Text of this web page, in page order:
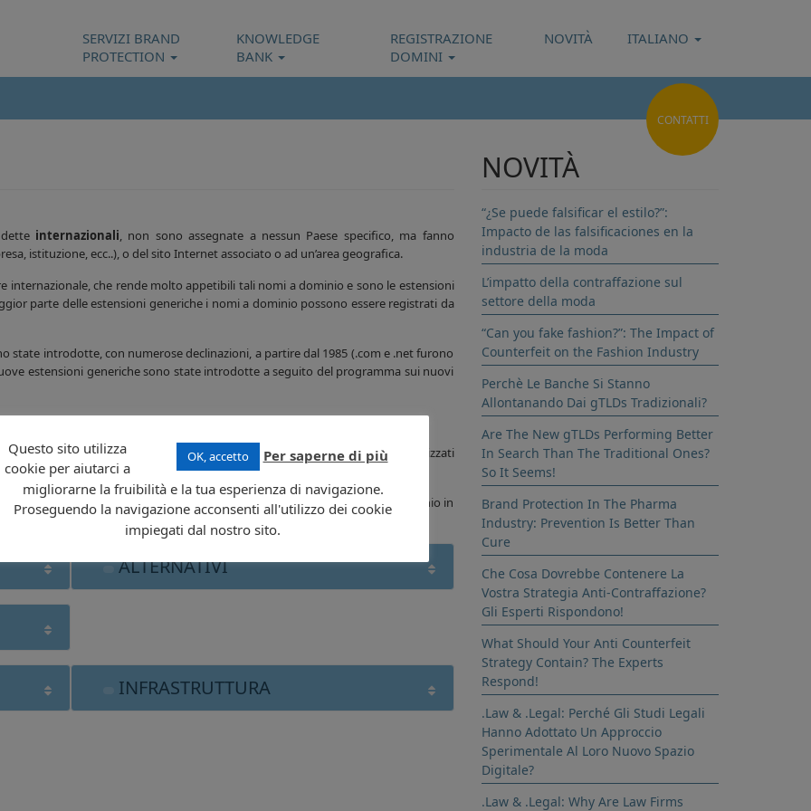
SERVIZI BRAND
PROTECTION
KNOWLEDGE
BANK
REGISTRAZIONE
DOMINI
NOVITÀ ITALIANO
internazionali, non sono assegnate a nessun Paese specifico, ma fanno
istituzione, ecc..), o del sito Internet associato o ad un’area geografica.
internazionale, che rende molto appetibili tali nomi a dominio e sono le estensioni
parte delle estensioni generiche i nomi a dominio possono essere registrati da
state introdotte, con numerose declinazioni, a partire dal 1985 (.com e .net furono
estensioni generiche sono state introdotte a seguito del programma sui nuovi
di 22 gTLDs raggruppati nelle categorie che seguono.
livello comunemente indicati comegTLDs alternativiche sono caratterizzati
universalmente riconosciute.
potrebbe essere opportuno valutare la registrazione di nomi a dominio in
ALTERNATIVI
INFRASTRUTTURA
CONTATTI
NOVITÀ
“¿Se puede falsificar el estilo?”:
Impacto de las falsificaciones en la
industria de la moda
L’impatto della contraffazione sul
settore della moda
“Can you fake fashion?”: The Impact of
Counterfeit on the Fashion Industry
Perchè Le Banche Si Stanno
Allontanando Dai gTLDs Tradizionali?
Are The New gTLDs Performing Better
In Search Than The Traditional Ones?
So It Seems!
Brand Protection In The Pharma
Industry: Prevention Is Better Than
Cure
Che Cosa Dovrebbe Contenere La
Vostra Strategia Anti-Contraffazione?
Gli Esperti Rispondono!
What Should Your Anti Counterfeit
Strategy Contain? The Experts
Respond!
.Law & .Legal: Perché Gli Studi Legali
Hanno Adottato Un Approccio
Sperimentale Al Loro Nuovo Spazio
Digitale?
.Law & .Legal: Why Are Law Firms
OK, accetto Per saperne di più
Questo sito utilizza
cookie per aiutarci a
migliorarne la fruibilità e la tua esperienza di navigazione.
Proseguendo la navigazione acconsenti all'utilizzo dei cookie
impiegati dal nostro sito.